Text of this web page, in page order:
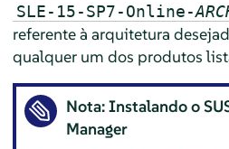
SLE-15-SP7-Online-
referente à arquitetura
qualquer um dos produtos
Nota: Instalando o
Manager